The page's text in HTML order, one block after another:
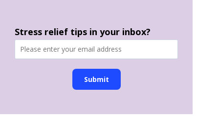
Stress relief tips in your inbox?
Submit